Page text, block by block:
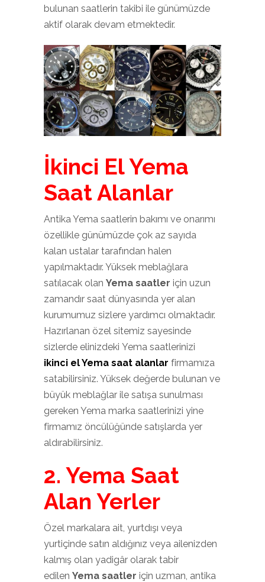
bulunan saatlerin takibi ile günümüzde
aktif olarak devam etmektedir.
İkinci El Yema
Saat Alanlar
Antika Yema saatlerin bakımı ve onarımı
özellikle günümüzde çok az sayıda
kalan ustalar tarafından halen
yapılmaktadır. Yüksek meblağlara
satılacak olan Yema saatler için uzun
zamandır saat dünyasında yer alan
kurumumuz sizlere yardımcı olmaktadır.
Hazırlanan özel sitemiz sayesinde
sizlerde elinizdeki Yema saatlerinizi
ikinci el Yema saat alanlar firmamıza
satabilirsiniz. Yüksek değerde bulunan ve
büyük meblağlar ile satışa sunulması
gereken Yema marka saatlerinizi yine
firmamız öncülüğünde satışlarda yer
aldırabilirsiniz.
2. Yema Saat
Alan Yerler
Özel markalara ait, yurtdışı veya
yurtiçinde satın aldığınız veya ailenizden
kalmış olan yadigâr olarak tabir
edilen Yema saatler için uzman, antika